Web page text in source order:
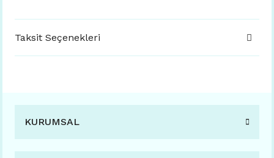
Taksit Seçenekleri
KURUMSAL